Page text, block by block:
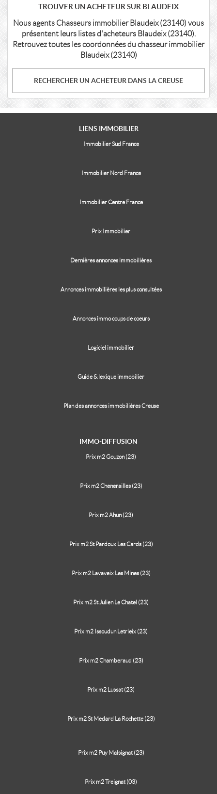
TROUVER UN ACHETEUR SUR BLAUDEIX
Nous agents Chasseurs immobilier Blaudeix (23140) vous
présentent leurs listes d'acheteurs Blaudeix (23140).
Retrouvez toutes les coordonnées du chasseur immobilier
Blaudeix (23140)
RECHERCHER UN ACHETEUR DANS LA CREUSE
LIENS IMMOBILIER
Immobilier Sud France
Immobilier Nord France
Immobilier Centre France
Prix Immobilier
Dernières annonces immobilières
Annonces immobilières les plus consultées
Annonces immo coups de coeurs
Logiciel immobilier
Guide & lexique immobilier
Plan des annonces immobilières Creuse
IMMO-DIFFUSION
Prix m2 Gouzon (23)
Prix m2 Chenerailles (23)
Prix m2 Ahun (23)
Prix m2 St Pardoux Les Cards (23)
Prix m2 Lavaveix Les Mines (23)
Prix m2 St Julien Le Chatel (23)
Prix m2 Issoudun Letrieix (23)
Prix m2 Chamberaud (23)
Prix m2 Lussat (23)
Prix m2 St Medard La Rochette (23)
Prix m2 Puy Malsignat (23)
Prix m2 Treignat (03)